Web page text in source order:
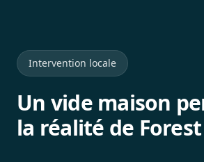
Intervention locale
Un vide maison
la réalité de Forest